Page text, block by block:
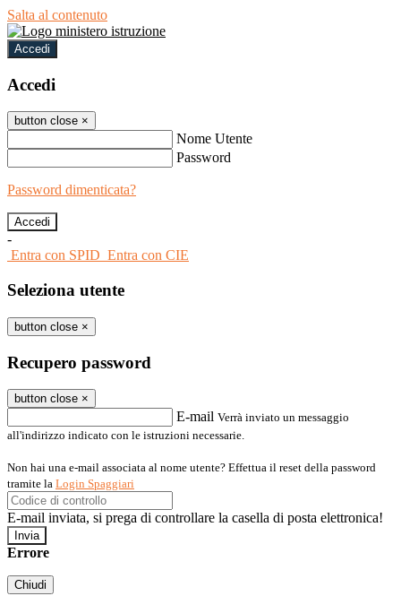
Salta al contenuto
Accedi
Accedi
button close ×
Nome Utente
Password
Password dimenticata?
-
Entra con SPID Entra con CIE
Seleziona utente
button close ×
Recupero password
button close ×
E-mail Verrà inviato un messaggio
all'indirizzo indicato con le istruzioni necessarie.
Non hai una e-mail associata al nome utente? Effettua il reset della password
tramite la Login Spaggiari
E-mail inviata, si prega di controllare la casella di posta elettronica!
Errore
Chiudi